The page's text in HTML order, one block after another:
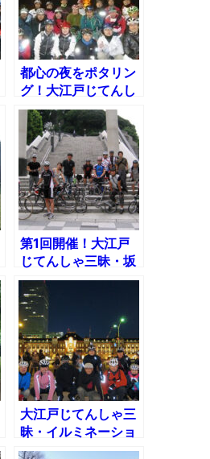
都心の夜をポタリン
グ！大江戸じてんし
ゃ三昧・イルミネー
ション篇
第1回開催！大江戸
じてんしゃ三昧・坂
篇
大江戸じてんしゃ三
昧・イルミネーショ
ン2012